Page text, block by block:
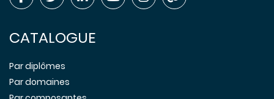
CATALOGUE
Par diplômes
Par domaines